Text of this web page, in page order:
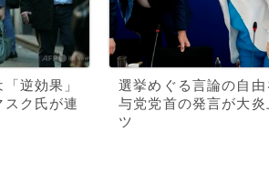
逆効果」
スク氏が連
選挙めぐる言論の自由
与党党首の発言が大炎
ツ